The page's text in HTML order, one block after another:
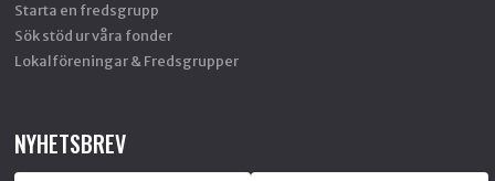
Starta en fredsgrupp
Sök stöd ur våra fonder
Lokalföreningar & Fredsgrupper
NYHETSBREV